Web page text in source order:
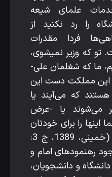
علمای شیعه
را رد نکنید از
فردا مقدرات
که وزیر نمی­شوی،
من و تو که وزیر نمی­شویم، ما که شغلمان علی­
این مملکت دست این
هستند که می‌آیند یا
می‌شوند یا -عرض
را برای خودتان
حفظ کنید. طرد نکنید: (خمینی، 1389، ج 3:
وجود رهنمودهای امام و
دانشگاه و دانشجویان،